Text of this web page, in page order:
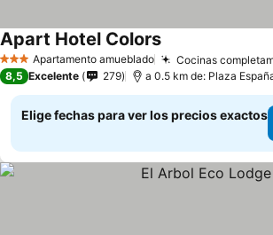
3 EstrellasApartamento amueblado Cocinas
Apart Hotel Colors
8,5 Excelente 279 a 0.5 km de: Plaza
Elige fechas para ver los precios exactos